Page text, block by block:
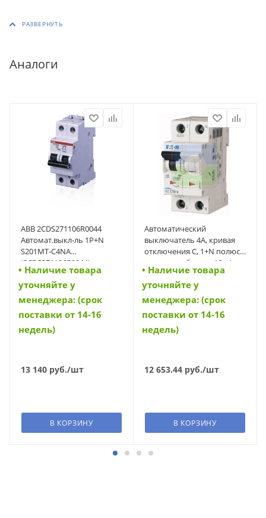
Аналоги
ABB 2CDS271106R0044
Автомат.выкл-ль 1P+N
S201MT-C4NA
(2CDS271106R0044)
• Наличие товара
уточняйте у
менеджера: (срок
поставки от 14-16
недель)
13 140 руб./шт
В КОРЗИНУ
Автоматический
выключатель 4А, кривая
отключения C, 1+N полюса,
откл. способность 10 кА
(FAZ-C4/1N) (278666)
• Наличие товара
уточняйте у
менеджера: (срок
поставки от 14-16
недель)
12 653.44 руб./шт
В КОРЗИНУ